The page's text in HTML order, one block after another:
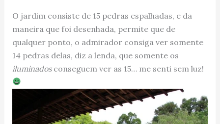
O jardim consiste de 15 pedras espalhadas, e da
maneira que foi desenhada, permite que de
qualquer ponto, o admirador consiga ver somente
14 pedras delas, diz a lenda, que somente os
iluminadosconseguem ver as 15… me senti sem luz!